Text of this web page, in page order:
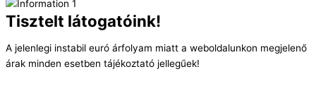
Tisztelt látogatóink!
A jelenlegi instabil euró árfolyam miatt a weboldalunkon megjelenő
árak minden esetben tájékoztató jellegűek!